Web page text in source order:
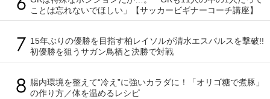
ことは忘れないでほしい」【サッカービギナーコーチ講座】
15年ぶりの優勝を目指す柏レイソルが清水エスパルスを撃破!!
初優勝を狙うサガン鳥栖と決勝で対戦
腸内環境を整えて“冷え”に強いカラダに！「オリゴ糖で煮豚」
の作り方／体を温めるレシピ